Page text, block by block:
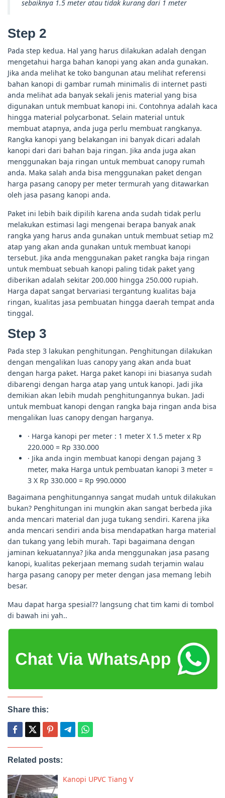
sebaiknya 1.5 meter atau tidak kurang dari 1 meter
Step 2
Pada step kedua. Hal yang harus dilakukan adalah dengan
mengetahui harga bahan kanopi yang akan anda gunakan.
Jika anda melihat ke toko bangunan atau melihat referensi
bahan kanopi di gambar rumah minimalis di internet pasti
anda melihat ada banyak sekali jenis material yang bisa
digunakan untuk membuat kanopi ini. Contohnya adalah kaca
hingga material polycarbonat. Selain material untuk
membuat atapnya, anda juga perlu membuat rangkanya.
Rangka kanopi yang belakangan ini banyak dicari adalah
kanopi dari dari bahan baja ringan. Jika anda juga akan
menggunakan baja ringan untuk membuat canopy rumah
anda. Maka salah anda bisa menggunakan paket dengan
harga pasang canopy per meter termurah yang ditawarkan
oleh jasa pasang kanopi anda.
Paket ini lebih baik dipilih karena anda sudah tidak perlu
melakukan estimasi lagi mengenai berapa banyak anak
rangka yang harus anda gunakan untuk membuat setiap m2
atap yang akan anda gunakan untuk membuat kanopi
tersebut. Jika anda menggunakan paket rangka baja ringan
untuk membuat sebuah kanopi paling tidak paket yang
diberikan adalah sekitar 200.000 hingga 250.000 rupiah.
Harga dapat sangat bervariasi tergantung kualitas baja
ringan, kualitas jasa pembuatan hingga daerah tempat anda
tinggal.
Step 3
Pada step 3 lakukan penghitungan. Penghitungan dilakukan
dengan mengalikan luas canopy yang akan anda buat
dengan harga paket. Harga paket kanopi ini biasanya sudah
dibarengi dengan harga atap yang untuk kanopi. Jadi jika
demikian akan lebih mudah penghitungannya bukan. Jadi
untuk membuat kanopi dengan rangka baja ringan anda bisa
mengalikan luas canopy dengan harganya.
· Harga kanopi per meter : 1 meter X 1.5 meter x Rp
220.000 = Rp 330.000
· Jika anda ingin membuat kanopi dengan pajang 3
meter, maka Harga untuk pembuatan kanopi 3 meter =
3 X Rp 330.000 = Rp 990.0000
Bagaimana penghitungannya sangat mudah untuk dilakukan
bukan? Penghitungan ini mungkin akan sangat berbeda jika
anda mencari material dan juga tukang sendiri. Karena jika
anda mencari sendiri anda bisa mendapatkan harga material
dan tukang yang lebih murah. Tapi bagaimana dengan
jaminan kekuatannya? Jika anda menggunakan jasa pasang
kanopi, kualitas pekerjaan memang sudah terjamin walau
harga pasang canopy per meter dengan jasa memang lebih
besar.
Mau dapat harga spesial?? langsung chat tim kami di tombol
di bawah ini yah..
Share this:
Related posts:
Kanopi UPVC Tiang V